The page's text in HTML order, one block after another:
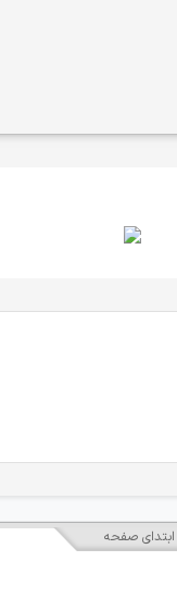
ابتدای صفحه